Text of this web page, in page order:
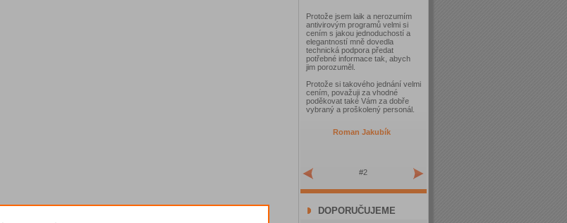
Protože jsem laik a nerozumím
antivirovým programů velmi si
cením s jakou jednoduchostí a
elegantností mně dovedla
technická podpora předat
potřebné informace tak, abych
jim porozuměl.
Protože si takového jednání velmi
cením, považuji za vhodné
poděkovat také Vám za dobře
vybraný a proškolený personál.
Roman Jakubík
#2
DOPORUČUJEME